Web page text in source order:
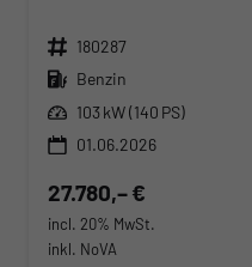
Fahrzeugnr. 180287
Kraftstoff Benzin
Leistung 103 kW (140 PS)
01.06.2026
27.780,– €
incl. 20% MwSt.
inkl. NoVA